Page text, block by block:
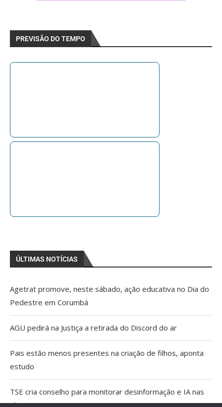
PREVISÃO DO TEMPO
ÚLTIMAS NOTÍCIAS
Agetrat promove, neste sábado, ação educativa no Dia do
Pedestre em Corumbá
AGU pedirá na Justiça a retirada do Discord do ar
Pais estão menos presentes na criação de filhos, aponta
estudo
TSE cria conselho para monitorar desinformação e IA nas
eleições